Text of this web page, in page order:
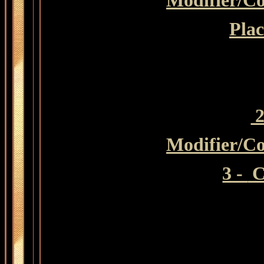
Modifier/
3 -